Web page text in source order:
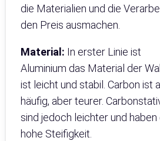
die Materialien und die
den Preis ausmachen.
Material: In erster Linie ist
Aluminium das Material der
ist leicht und stabil. Carbon ist
häufig, aber teurer.
sind jedoch leichter und haben
hohe Steifigkeit.